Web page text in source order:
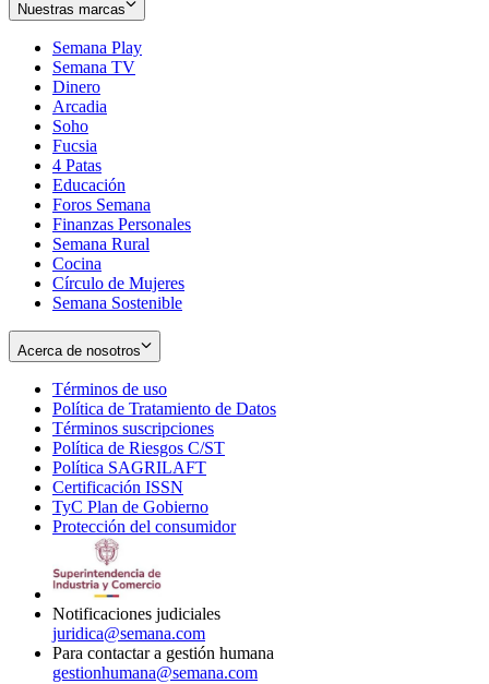
Nuestras marcas
Semana Play
Semana TV
Dinero
Arcadia
Soho
in
new
window
Fucsia
in
new
window
4 Patas
Educación
Foros Semana
Finanzas Personales
Semana Rural
Cocina
Círculo de Mujeres
Semana Sostenible
Acerca de nosotros
Términos de uso
in
new
window
Política de Tratamiento de Datos
Términos suscripciones
in
Política de Riesgos C/ST
Política SAGRILAFT
new
window
Certificación ISSN
in
new
TyC Plan de Gobierno
in
Protección del consumidorOpens
Notificaciones judiciales
juridica@semana.com
Para contactar a gestión humana
gestionhumana@semana.com